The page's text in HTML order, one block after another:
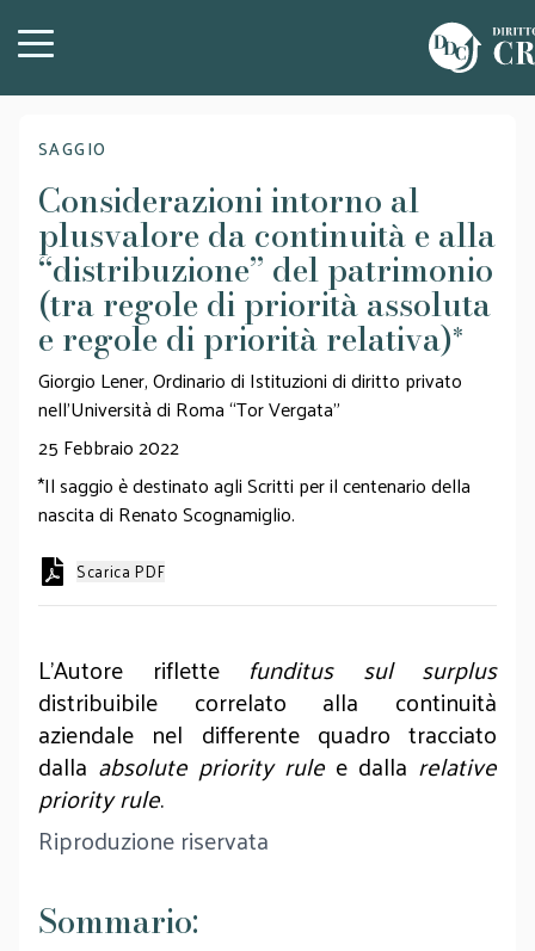
SAGGIO
Considerazioni intorno al
plusvalore da continuità e alla
“distribuzione” del patrimonio
(tra regole di priorità assoluta
e regole di priorità relativa)*
Giorgio Lener, Ordinario di Istituzioni di diritto privato
nell’Università di Roma “Tor Vergata”
25 Febbraio 2022
*Il saggio è destinato agli Scritti per il centenario della
nascita di Renato Scognamiglio.
Scarica PDF
L'Autore riflette funditus sul surplus
distribuibile correlato alla continuità
aziendale nel differente quadro tracciato
dalla absolute priority rule e dalla relative
priority rule.
Riproduzione riservata
Sommario: